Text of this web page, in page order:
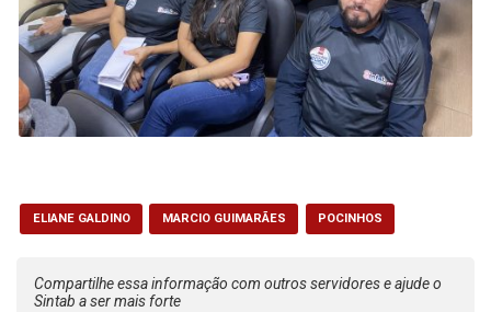
ELIANE GALDINO MARCIO GUIMARÃES POCINHOS
Compartilhe essa informação com outros servidores e ajude o
Sintab a ser mais forte